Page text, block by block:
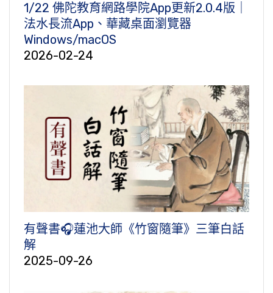
1/22 佛陀教育網路學院App更新2.0.4版｜
法水長流App、華藏桌面瀏覽器
Windows/macOS
2026-02-24
有聲書🎧蓮池大師《竹窗隨筆》三筆白話
解
2025-09-26